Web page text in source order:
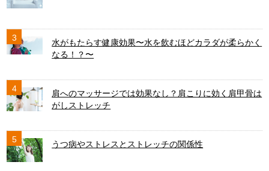
3
水がもたらす健康効果〜水を飲むほどカラダが柔らかく
なる！？〜
4
肩へのマッサージでは効果なし？肩こりに効く肩甲骨は
がしストレッチ
5 うつ病やストレスとストレッチの関係性